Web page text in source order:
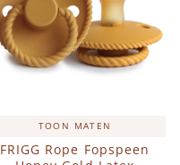
TOON MATEN
FRIGG Rope Fopspeen